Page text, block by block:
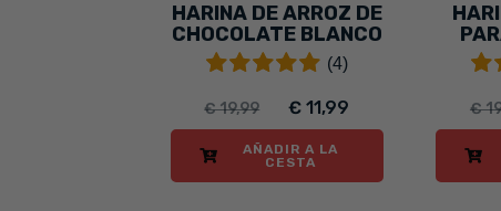
HARINA DE ARROZ DE
CHOCOLATE BLANCO
Y VAINILLA(4)
€ 19,99 € 11,99
AÑADIR A LA
CESTA
€